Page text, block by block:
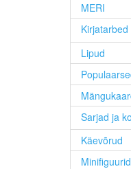
MERI
Kirjatarbed
Lipud
Sarjad ja
Käevõrud
Minifiguurid